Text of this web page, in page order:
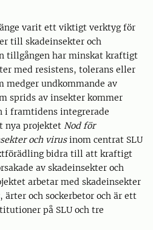
varit ett viktigt verktyg för
till skadeinsekter och
tillgången har minskat kraftigt
med resistens, tolerans eller
medger undkommande av
sprids av insekter kommer
i framtidens integrerade
nya projektet Nod för
och virusinom centrat SLU
bidra till att kraftigt
av skadeinsekter och
arbetar med skadeinsekter
ärter och sockerbetor och är ett
på SLU och tre